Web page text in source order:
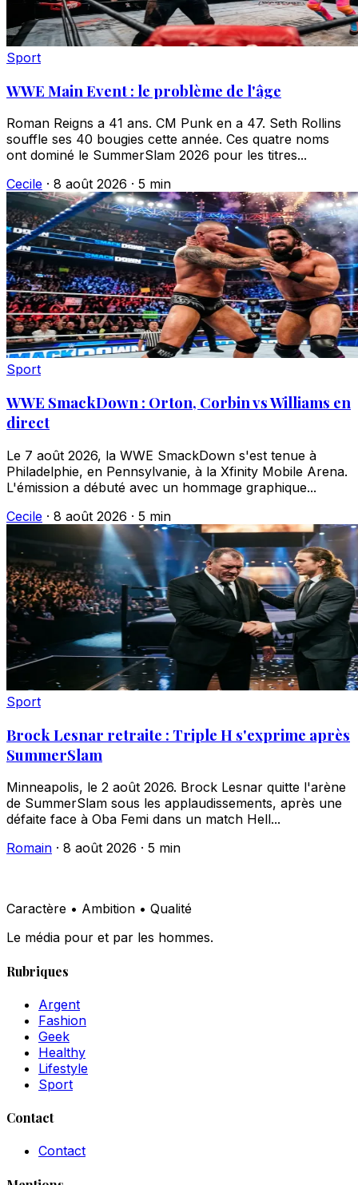
Sport
WWE Main Event : le problème de l'âge
Roman Reigns a 41 ans. CM Punk en a 47. Seth Rollins
souffle ses 40 bougies cette année. Ces quatre noms
ont dominé le SummerSlam 2026 pour les titres...
Cecile · 8 août 2026 · 5 min
Sport
WWE SmackDown : Orton, Corbin vs Williams en
direct
Le 7 août 2026, la WWE SmackDown s'est tenue à
Philadelphie, en Pennsylvanie, à la Xfinity Mobile Arena.
L'émission a débuté avec un hommage graphique...
Cecile · 8 août 2026 · 5 min
Sport
Brock Lesnar retraite : Triple H s'exprime après
SummerSlam
Minneapolis, le 2 août 2026. Brock Lesnar quitte l'arène
de SummerSlam sous les applaudissements, après une
défaite face à Oba Femi dans un match Hell...
Romain · 8 août 2026 · 5 min
Caractère • Ambition • Qualité
Le média pour et par les hommes.
Rubriques
Argent
Fashion
Geek
Healthy
Lifestyle
Sport
Contact
Contact